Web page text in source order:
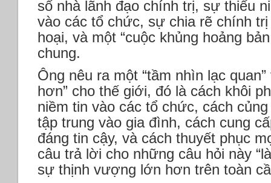
số nhà lãnh đạo chính trị, sự thiếu
vào các tổ chức, sự chia rẽ chính
hoại, và một “cuộc khủng hoảng
chung.
Ông nêu ra một “tầm nhìn lạc
hơn” cho thế giới, đó là cách khôi
niềm tin vào các tổ chức, cách
tập trung vào gia đình, cách cung
đáng tin cậy, và cách thuyết phục
câu trả lời cho những câu hỏi này
sự thịnh vượng lớn hơn trên toàn